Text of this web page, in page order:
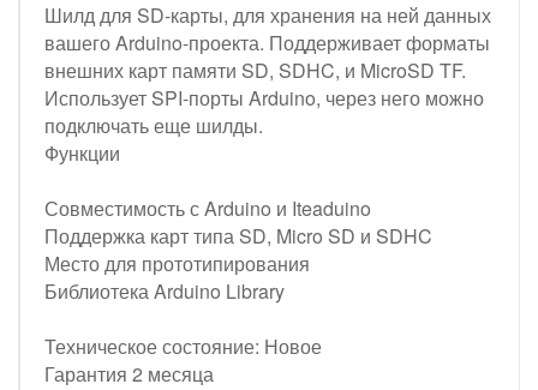
Шилд для SD-карты, для хранения на ней данных
вашего Arduino-проекта. Поддерживает форматы
внешних карт памяти SD, SDHC, и MicroSD TF.
Использует SPI-порты Arduino, через него можно
подключать еще шилды.
Функции
Совместимость с Arduino и Iteaduino
Поддержка карт типа SD, Micro SD и SDHC
Место для прототипирования
Библиотека Arduino Library
Техническое состояние: Новое
Гарантия 2 месяца